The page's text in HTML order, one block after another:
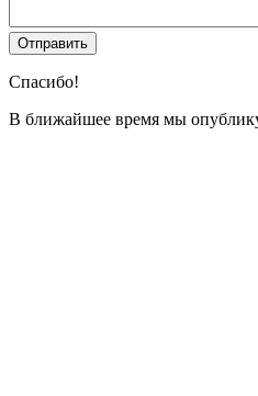
Спасибо!
В ближайшее время мы